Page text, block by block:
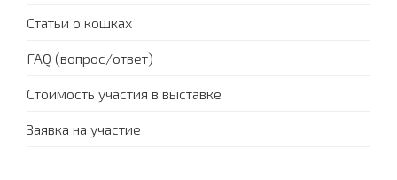
Статьи о кошках
FAQ (вопрос/ответ)
Стоимость участия в выставке
Заявка на участие